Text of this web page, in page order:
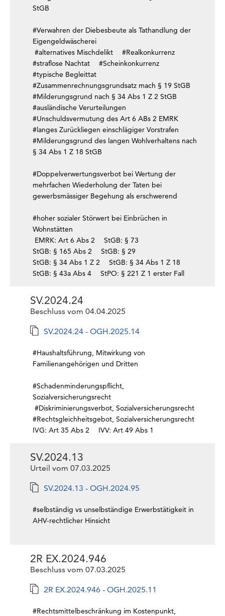
StGB
#Verwahren der Diebesbeute als Tathandlung der
Eigengeldwäscherei
#alternatives Mischdelikt
#Realkonkurrenz
#straflose Nachtat
#Scheinkonkurrenz
#typische Begleittat
#Zusammenrechnungsgrundsatz mach § 19 StGB
#Milderungsgrund nach § 34 Abs 1 Z 2 StGB
#ausländische Verurteilungen
#Unschuldsvermutung des Art 6 ABs 2 EMRK
#langes Zurückliegen einschlägiger Vorstrafen
#Milderungsgrund des langen Wohlverhaltens nach
§ 34 Abs 1 Z 18 StGB
#Doppelverwertungsverbot bei Wertung der
mehrfachen Wiederholung der Taten bei
gewerbsmässiger Begehung als erschwerend
#hoher sozialer Störwert bei Einbrüchen in
Wohnstätten
EMRK: Art 6 Abs 2
StGB: § 73
StGB: § 165 Abs 2
StGB: § 29
StGB: § 34 Abs 1 Z 2
StGB: § 34 Abs 1 Z 18
StGB: § 43a Abs 4
StPO: § 221 Z 1 erster Fall
SV.2024.24
Beschluss vom 04.04.2025
SV.2024.24 - OGH.2025.14
#Haushaltsführung, Mitwirkung von
Familienangehörigen und Dritten
#Schadenminderungspflicht,
Sozialversicherungsrecht
#Diskriminierungsverbot, Sozialversicherungsrecht
#Rechtsgleichheitsgebot, Sozialversicherungsrecht
IVG: Art 35 Abs 2
IVV: Art 49 Abs 1
SV.2024.13
Urteil vom 07.03.2025
SV.2024.13 - OGH.2024.95
#selbständig vs unselbständige Erwerbstätigkeit in
AHV-rechtlicher Hinsicht
2R EX.2024.946
Beschluss vom 07.03.2025
2R EX.2024.946 - OGH.2025.11
#Rechtsmittelbeschränkung im Kostenpunkt,